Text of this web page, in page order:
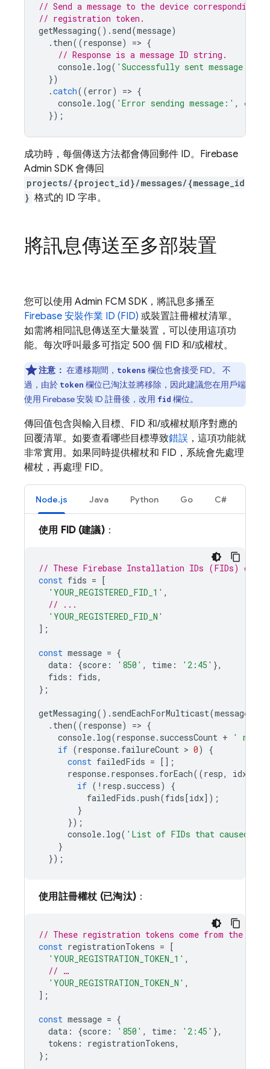
// Send a message to the device corresponding
// registration token.
getMessaging(). send(message)
. then((response) => {
// Response is a message ID string.
console. log( 'Successfully sent message:'
})
.catch((error) => {
console. log( 'Error sending message:' , error
});
成功時，每個傳送方法都會傳回郵件 ID。 Firebase
Admin SDK 會傳回
projects/{project_id}/messages/{message_id
} 格式的 ID 字串。
將訊息傳送至多部裝置
您可以使用 Admin FCM SDK，將訊息多播至
Firebase 安裝作業 ID (FID) 或裝置註冊權杖清單。
如需將相同訊息傳送至大量裝置，可以使用這項功
能。每次呼叫最多可指定 500 個 FID 和/或權杖。
注意： 在遷移期間， tokens 欄位也會接受 FID。 不
過，由於 token 欄位已淘汰並將移除，因此建議您在用戶端
使用 Firebase 安裝 ID 註冊後，改用 fid 欄位。
傳回值包含與輸入目標、FID 和/或權杖順序對應的
回覆清單。如要查看哪些目標導致錯誤 ，這項功能就
非常實用。如果同時提供權杖和 FID，系統會先處理
權杖，再處理 FID。
Node.js Java Python Go C#
使用 FID (建議)：
// These Firebase Installation IDs (FIDs) come
const fids = [
'YOUR_REGISTERED_FID_1' ,
// ...
'YOUR_REGISTERED_FID_N'
];
const message = {
data : {score : '850' , time : '2:45' },
fids : fids,
};
getMessaging(). sendEachForMulticast(message
. then((response) => {
console. log(response. successCount +
'
if (response. failureCount > 0)
{
const failedFids = [];
response. responses . forEach((resp, idx
if ( ! resp . success)
{
failedFids .push(fids[idx]);
}
});
console. log( 'List of FIDs that caused
}
});
使用註冊權杖 (已淘汰) ：
// These registration tokens come from the client
const registrationTokens = [
'YOUR_REGISTRATION_TOKEN_1' ,
// …
'YOUR_REGISTRATION_TOKEN_N' ,
];
const message = {
data : {score : '850' , time : '2:45' },
tokens : registrationTokens,
};